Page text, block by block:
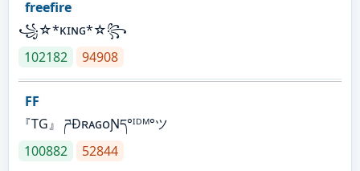
freefire
꧁☆*κɪɴɢ*☆꧂
102182
94908
FF
『TG』 ཌĐʀᴀɢᴏƝད°ᴵᴰᴹ°ツ
100882
52844